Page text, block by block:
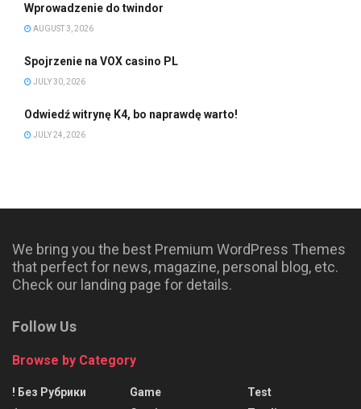
Wprowadzenie do twindor
AUGUST 3, 2026
Spojrzenie na VOX casino PL
JULY 30, 2026
Odwiedź witrynę K4, bo naprawdę warto!
JULY 24, 2026
We bring you the best Premium WordPress Themes
that perfect for news, magazine, personal blog, etc.
Check our landing page for details.
Follow Us
Browse by Category
! Без Рубрики
Game
Test